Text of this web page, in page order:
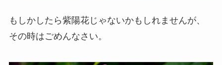
もしかしたら紫陽花じゃないかもしれませんが、
その時はごめんなさい。